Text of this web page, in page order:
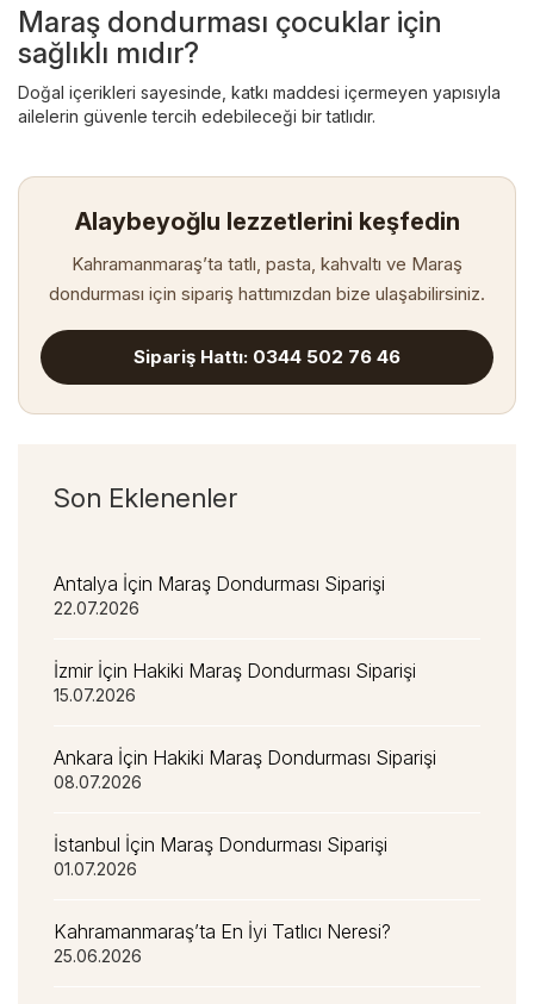
Maraş dondurması çocuklar için
sağlıklı mıdır?
Doğal içerikleri sayesinde, katkı maddesi içermeyen yapısıyla
ailelerin güvenle tercih edebileceği bir tatlıdır.
Alaybeyoğlu lezzetlerini keşfedin
Kahramanmaraş’ta tatlı, pasta, kahvaltı ve Maraş
dondurması için sipariş hattımızdan bize ulaşabilirsiniz.
Sipariş Hattı: 0344 502 76 46
Son Eklenenler
Antalya İçin Maraş Dondurması Siparişi
22.07.2026
İzmir İçin Hakiki Maraş Dondurması Siparişi
15.07.2026
Ankara İçin Hakiki Maraş Dondurması Siparişi
08.07.2026
İstanbul İçin Maraş Dondurması Siparişi
01.07.2026
Kahramanmaraş’ta En İyi Tatlıcı Neresi?
25.06.2026